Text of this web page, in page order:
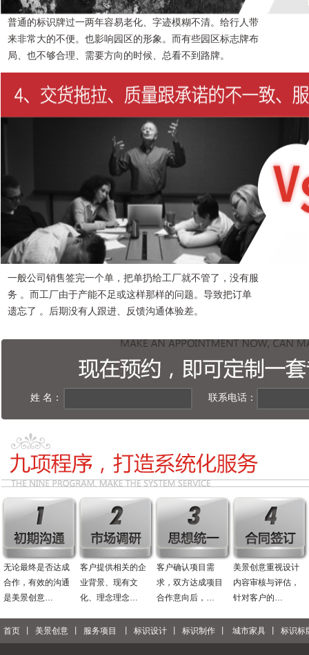
普通的标识牌过一两年容易老化、字迹模糊不清。给行人带
来非常大的不便。也影响园区的形象。而有些园区标志牌布
局、也不够合理、需要方向的时候、总看不到路牌。
一般公司销售签完一个单，把单扔给工厂就不管了，没有服
务 。而工厂由于产能不足或这样那样的问题。导致把订单
遗忘了 。后期没有人跟进、反馈沟通体验差。
姓 名： 联系电话：
无论最终是否达成
合作，有效的沟通
是美景创意…
客户提供相关的企
业背景、现有文
化、理念理念…
客户确认项目需
求，双方达成项目
合作意向后，…
美景创意重视设计
内容审核与评估，
针对客户的…
首页 美景创意 服务项目 标识设计 标识制作 城市家具 标识标